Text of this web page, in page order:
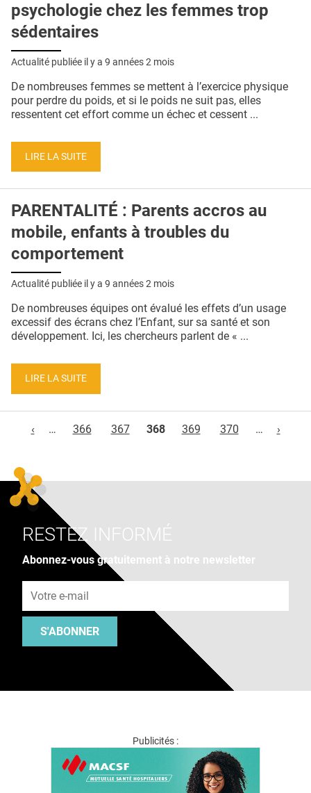
psychologie chez les femmes trop
sédentaires
Actualité publiée il y a 9 années 2 mois
De nombreuses femmes se mettent à l’exercice physique
pour perdre du poids, et si le poids ne suit pas, elles
ressentent cet effort comme un échec et cessent ...
LIRE LA SUITE
PARENTALITÉ : Parents accros au
mobile, enfants à troubles du
comportement
Actualité publiée il y a 9 années 2 mois
De nombreuses équipes ont évalué les effets d’un usage
excessif des écrans chez l’Enfant, sur sa santé et son
développement. Ici, les chercheurs parlent de « ...
LIRE LA SUITE
‹
… 366 367 368 369 370 … ›
RESTEZ INFORMÉ
Abonnez-vous gratuitement à notre newsletter
S'ABONNER
Publicités :